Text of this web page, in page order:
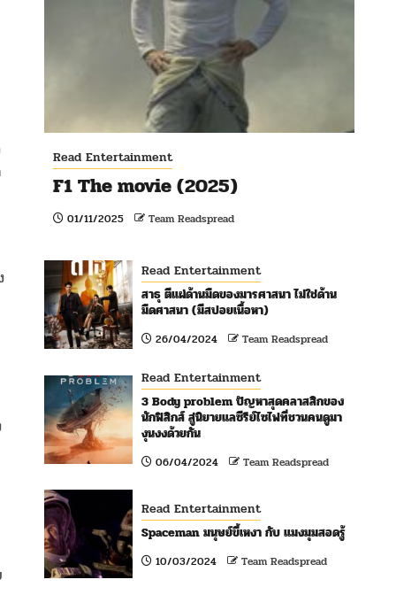
Read Entertainment
F1 The movie (2025)
01/11/2025 Team Readspread
Read Entertainment
สาธุ ตีแผ่ด้านมืดของมารศาสนา ไม่ใช่ด้าน
มืดศาสนา (มีสปอยเนื้อหา)
26/04/2024 Team Readspread
Read Entertainment
3 Body problem ปัญหาสุดคลาสสิกของ
นักฟิสิกส์ สู่นิยายแลซีรีย์ไซไฟที่ชวนคนดูมา
งุนงงด้วยกัน
06/04/2024 Team Readspread
Read Entertainment
Spaceman มนุษย์ขี้เหงา กับ แมงมุมสอดรู้
10/03/2024 Team Readspread